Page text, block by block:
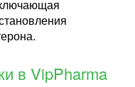
в VipPharma